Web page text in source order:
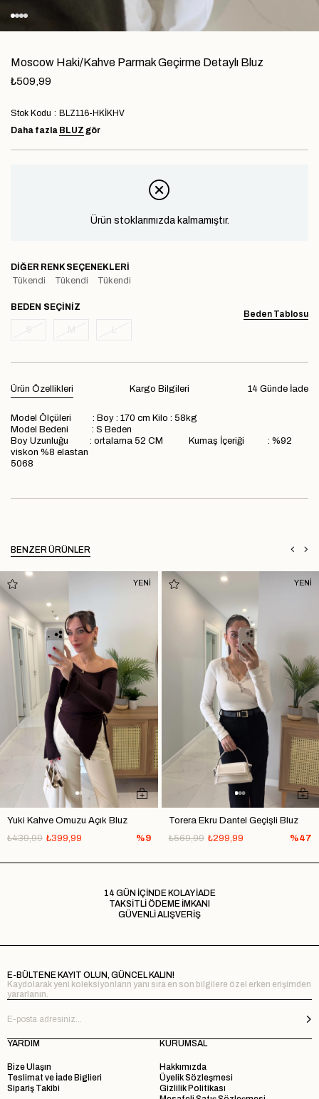
Moscow Haki/Kahve Parmak Geçirme Detaylı Bluz
₺509,99
Stok Kodu
BLZ116-HKİKHV
Daha fazla BLUZ gör
Ürün stoklarımızda kalmamıştır.
DIĞER RENK SEÇENEKLERI
Tükendi
Tükendi Tükendi
Beden Tablosu
BEDEN
Ürün Özellikleri 14 Günde İade
Kargo Bilgileri
Model Ölçüleri : Boy : 170 cm Kilo : 58kg
Model Bedeni : S Beden
Boy Uzunluğu : ortalama 52 CM Kumaş İçeriği : %92
viskon %8 elastan
5068
BENZER ÜRÜNLER
Yuki Kahve Omuzu Açık Bluz
₺399,99
₺439,99 %9
YENİ
Torera Ekru Dantel Geçişli Bluz
₺299,99
₺569,99 %47
YENİ
14 GÜN İÇİNDE KOLAY İADE
TAKSİTLİ ÖDEME İMKANI
GÜVENLİ ALIŞVERİŞ
E-BÜLTENE KAYIT OLUN, GÜNCEL KALIN!
Kaydolarak yeni koleksiyonların yanı sıra en son bilgilere özel erken erişimden
yararlanın.
YARDIM
Bize Ulaşın
Teslimat ve İade Biglieri
Sipariş Takibi
KURUMSAL
Hakkımızda
Üyelik Sözleşmesi
Gizlilik Politikası